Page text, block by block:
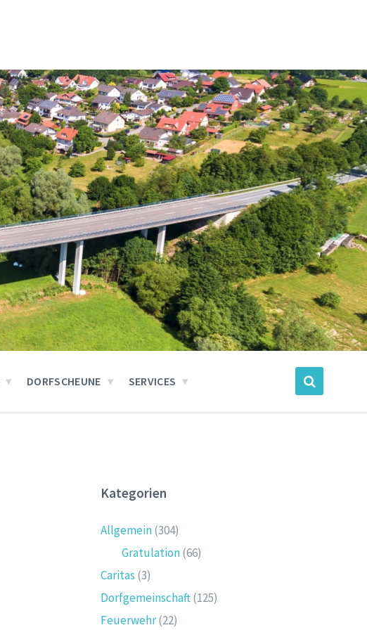
DORFSCHEUNE SERVICES
Kategorien
Allgemein(304)
Gratulation(66)
Caritas (3)
Dorfgemeinschaft(125)
Feuerwehr(22)